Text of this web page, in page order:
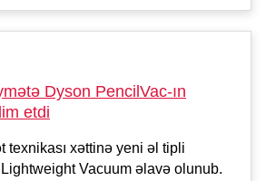
Dyson PencilVac-ın
etdi
texnikası xəttinə yeni əl tipli
Vacuum əlavə olunub.